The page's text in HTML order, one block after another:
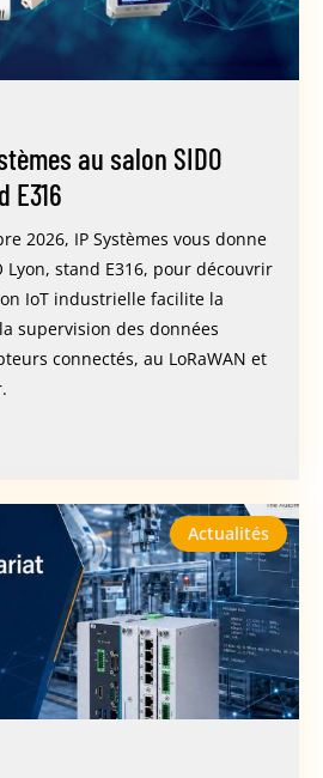
au salon SIDO
E316
2026, IP Systèmes vous donne
Lyon, stand E316, pour découvrir
IoT industrielle facilite la
supervision des données
connectés, au LoRaWAN et
Actualités